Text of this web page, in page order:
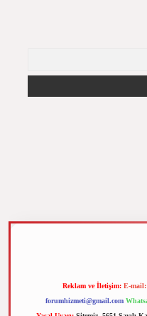
Reklam ve İletişim: E-mail:
forumhizmeti@gmail.com